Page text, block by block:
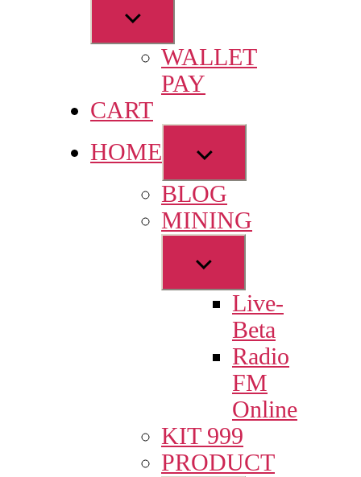
Show
sub
menuWALLET
PAY
CART
HOME
Show
sub
menu
BLOG
MINING
Show
sub
menuLive-
Beta
Radio
FM
Online
KIT 999
PRODUCT